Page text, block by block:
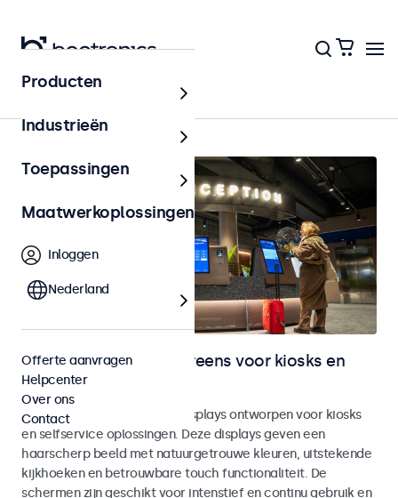
Home
Monitoren en touchscreens voor kiosks en
selfservice
Monitoren en touchscreen displays ontworpen voor kiosks
en selfservice oplossingen. Deze displays geven een
haarscherp beeld met natuurgetrouwe kleuren, uitstekende
kijkhoeken en betrouwbare touch functionaliteit. De
schermen zijn geschikt voor intenstief en continu gebruik en
Producten
Industrieën
Toepassingen
Maatwerkoplossingen
Inloggen
Nederland
Offerte aanvragen
Helpcenter
Over ons
Contact